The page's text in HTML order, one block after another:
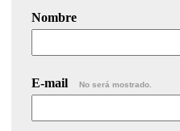
Nombre
E-mail No será mostrado.